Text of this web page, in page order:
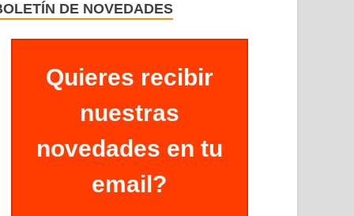
DE NOVEDADES
Quieres recibir
nuestras
novedades en tu
email?